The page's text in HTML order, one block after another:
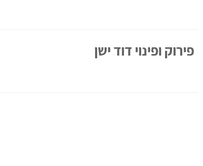
פירוק ופינוי דוד ישן